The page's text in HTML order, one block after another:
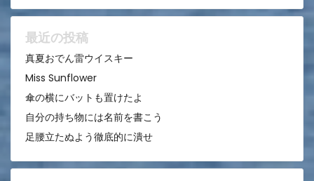
ョ
ン最近の投稿
真夏おでん雷ウイスキー
Miss Sunflower
傘の横にバットも置けたよ
自分の持ち物には名前を書こう
足腰立たぬよう徹底的に潰せ